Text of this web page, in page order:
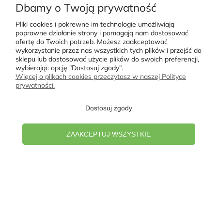
Moje konto
O nas
Dbamy o Twoją prywatność
Pliki cookies i pokrewne im technologie umożliwiają
poprawne działanie strony i pomagają nam dostosować
ofertę do Twoich potrzeb. Możesz zaakceptować
wykorzystanie przez nas wszystkich tych plików i przejść do
sklepu lub dostosować użycie plików do swoich preferencji,
wybierając opcję "Dostosuj zgody".
Więcej o plikach cookies przeczytasz w naszej Polityce
prywatności.
Dostosuj zgody
ZAAKCEPTUJ WSZYSTKIE